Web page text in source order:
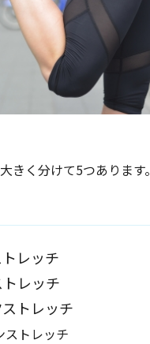
きく分けて5つあります。
レッチ
レッチ
トレッチ
ストレッチ